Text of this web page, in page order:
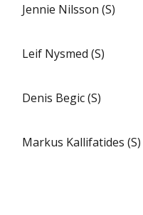
Jennie Nilsson (S)
Leif Nysmed (S)
Denis Begic (S)
Markus Kallifatides (S)